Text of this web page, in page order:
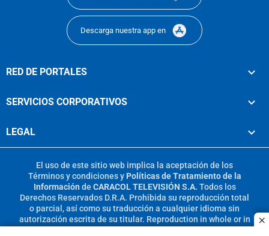
Descarga nuestra app en
RED DE PORTALES
SERVICIOS CORPORATIVOS
LEGAL
El uso de este sitio web implica la aceptación de los
Términos y condicionesy Políticas de Tratamiento de la
Información de CARACOL TELEVISIÓN S.A. Todos los
Derechos Reservados D.R.A. Prohibida su reproducción total
o parcial, así como su traducción a cualquier idioma sin
autorización escrita de su titular. Reproduction in whole or in